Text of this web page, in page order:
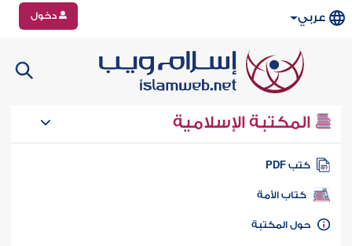
عربي دخول
المكتبة الإسلامية
كتب PDF
كتاب الأمة